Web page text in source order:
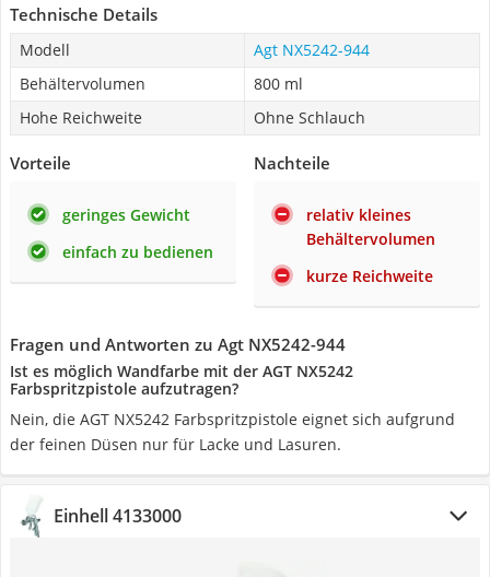
Technische Details
Modell
Agt NX5242-944
Behältervolumen
800 ml
Hohe Reichweite
Ohne Schlauch
Vorteile
geringes Gewicht
einfach zu bedienen
Nachteile
relativ kleines
Behältervolumen
kurze Reichweite
Fragen und Antworten zu Agt NX5242-944
Ist es möglich Wandfarbe mit der AGT NX5242
Farbspritzpistole aufzutragen?
Nein, die AGT NX5242 Farbspritzpistole eignet sich aufgrund
der feinen Düsen nur für Lacke und Lasuren.
Einhell 4133000